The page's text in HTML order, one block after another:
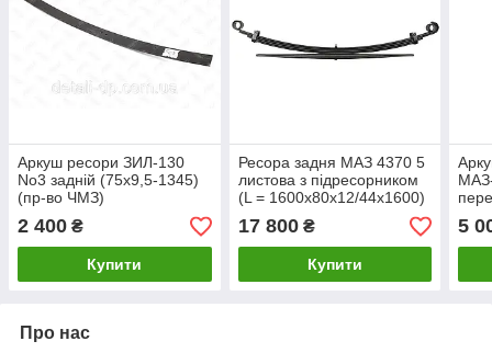
Аркуш ресори ЗИЛ-130
No3 задній (75х9,5-1345)
(пр-во ЧМЗ)
2 400 ₴
Купити
Ресора задня МАЗ 4370 5
листова з підресорником
(L = 1600х80х12/44х1600)
(пр.о КАМАХ)
17 800₴
Купити
5
Про нас